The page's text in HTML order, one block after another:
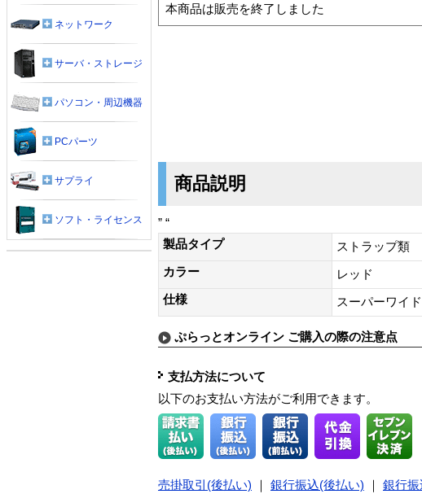
本商品は販売を終了しました
商品説明
” “
製品タイプ
ストラップ類
カラー
レッド
仕様
スーパーワイ
ぷらっとオンライン ご購入の際の注意点
支払方法について
以下のお支払い方法がご利用できます。
売掛取引(後払い) 銀行振込(後払い) 銀行振
ネットワーク
サーバ・ストレージ
パソコン・周辺機器
PCパーツ
サプライ
ソフト・ライセンス